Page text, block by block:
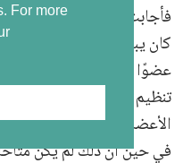
For more
كان يبلغ من العمر [حُجبت
عضوًا في تنظيم داعش،
تنظيم داعش بالحصول على
الأعضاء الأكثر أهمية
في حين أن ذلك لم يكن